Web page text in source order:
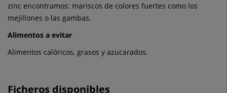
zinc encontramos: mariscos de colores fuertes como los
mejillones o las gambas.
Alimentos a evitar
Alimentos calóricos, grasos y azucarados.
Ficheros disponibles